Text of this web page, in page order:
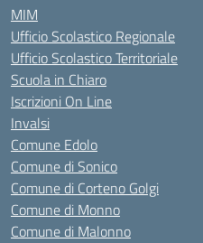
MIM
Ufficio Scolastico Regionale
Ufficio Scolastico Territoriale
Scuola in Chiaro
Iscrizioni On Line
Invalsi
Comune Edolo
Comune di Sonico
Comune di Corteno Golgi
Comune di Monno
Comune di Malonno